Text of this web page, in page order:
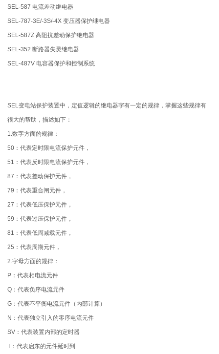
SEL-587 电流差动继电器
SEL-787-3E/-3S/-4X 变压器保护继电器
SEL-587Z 高阻抗差动保护继电器
SEL-352 断路器失灵继电器
SEL-487V 电容器保护和控制系统
SEL变电站保护装置中，定值逻辑的继电器字有一定的规律，掌握这些规律有
很大的帮助，描述如下：
1.数字方面的规律：
50：代表定时限电流保护元件，
51：代表反时限电流保护元件，
87：代表差动保护元件，
79：代表重合闸元件，
27：代表低压保护元件，
59：代表过压保护元件，
81：代表低周减载元件，
25：代表周期元件，
2.字母方面的规律：
P：代表相电流元件
Q：代表负序电流元件
G：代表不平衡电流元件（内部计算）
N：代表独立引入的零序电流元件
SV：代表装置内部的定时器
T：代表启东的元件延时到